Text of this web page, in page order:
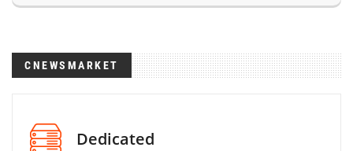
CNEWSMARKET
Dedicated